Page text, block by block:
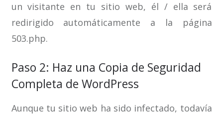
un visitante en tu sitio web, él / ella será
redirigido automáticamente a la página
503.php.
Paso 2: Haz una Copia de Seguridad
Completa de WordPress
Aunque tu sitio web ha sido infectado, todavía